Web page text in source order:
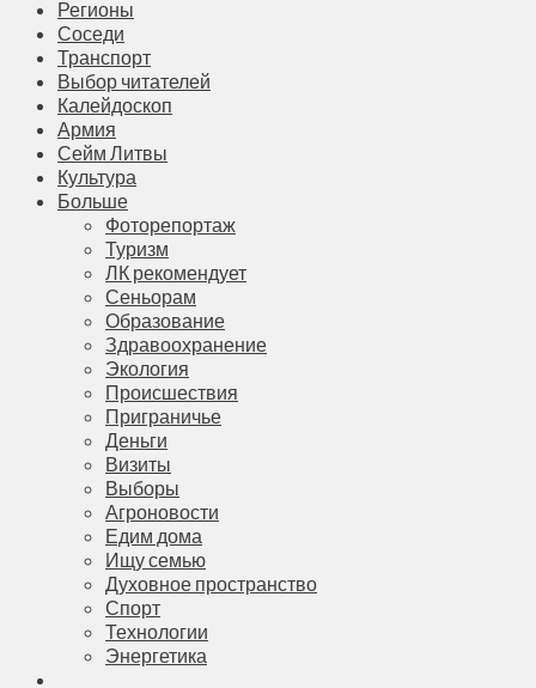
Регионы
Соседи
Транспорт
Выбор читателей
Калейдоскоп
Армия
Сейм Литвы
Культура
Больше
Фоторепортаж
Туризм
ЛК рекомендует
Сеньорам
Образование
Здравоохранение
Экология
Происшествия
Приграничье
Деньги
Визиты
Выборы
Агроновости
Едим дома
Ищу семью
Духовное пространство
Спорт
Технологии
Энергетика